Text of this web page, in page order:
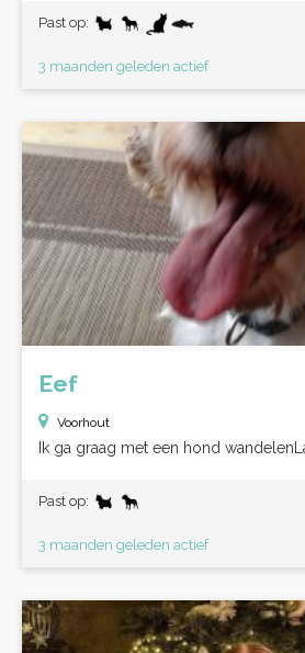
Past op:
3 maanden geleden actief
Eef
Voorhout
Ik ga graag met een hond
Past op:
3 maanden geleden actief